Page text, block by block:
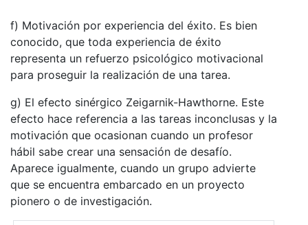
f) Motivación por experiencia del éxito. Es bien
conocido, que toda experiencia de éxito
representa un refuerzo psicológico motivacional
para proseguir la realización de una tarea.
g) El efecto sinérgico Zeigarnik-Hawthorne. Este
efecto hace referencia a las tareas inconclusas y la
motivación que ocasionan cuando un profesor
hábil sabe crear una sensación de desafío.
Aparece igualmente, cuando un grupo advierte
que se encuentra embarcado en un proyecto
pionero o de investigación.